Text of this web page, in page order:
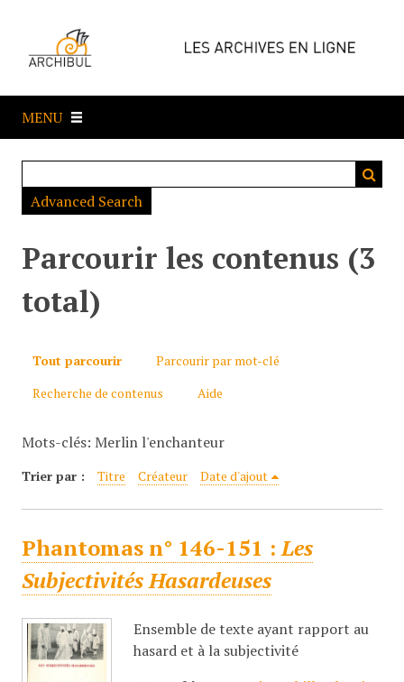
e
a
MENU
Advanced Search
Parcourir les contenus (3
total)
Tout parcourir
Parcourir par mot-clé
Recherche de contenus
Aide
Mots-clés: Merlin l'enchanteur
Trier par : Titre Créateur Date d'ajout
Phantomas n° 146-151 :Les
Subjectivités Hasardeuses
Ensemble de texte ayant rapport au
hasard et à la subjectivité